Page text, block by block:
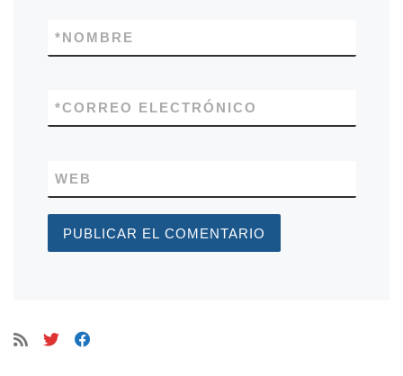
NOMBRE
*
CORREO ELECTRÓNICO
*
WEB